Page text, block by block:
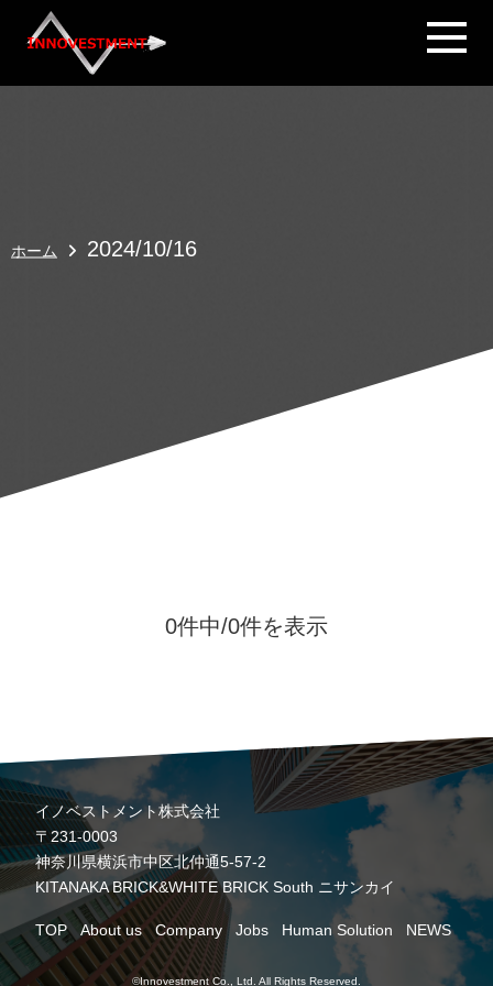
ホーム 2024/10/16
0件中/0件を表示
イノベストメント株式会社
〒231-0003
神奈川県横浜市中区北仲通5-57-2
KITANAKA BRICK&WHITE BRICK South ニサンカイ
TOP About us Company Jobs Human Solution NEWS
©Innovestment Co., Ltd. All Rights Reserved.